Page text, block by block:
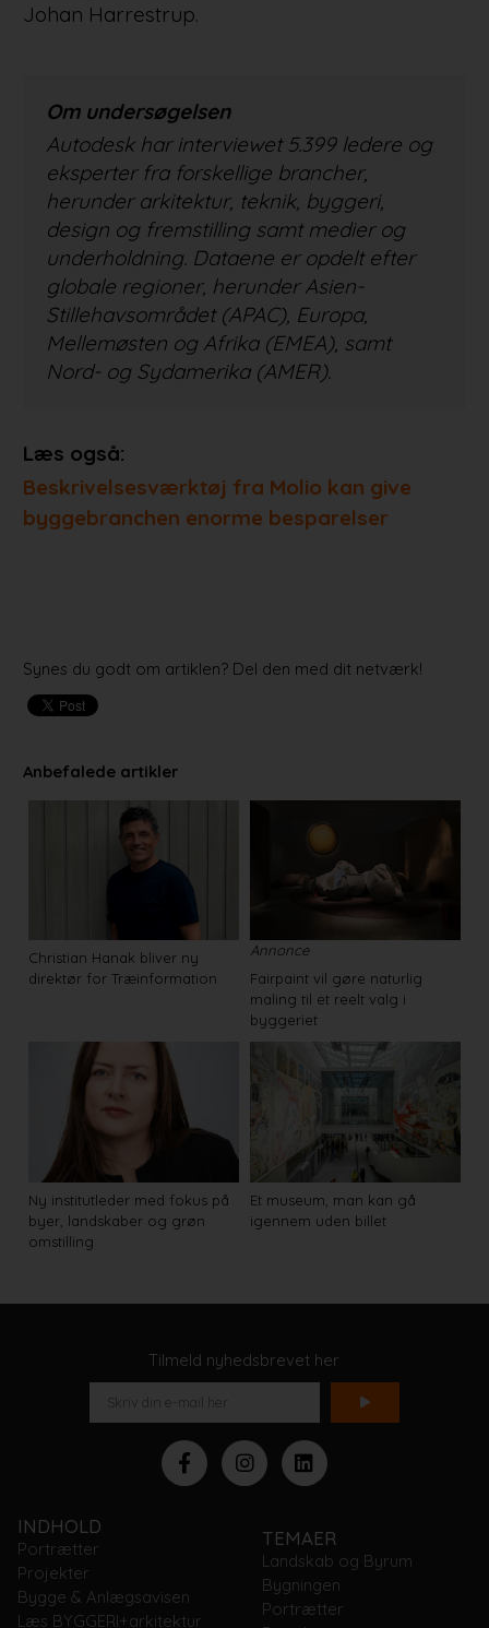
Johan Harrestrup.
Om undersøgelsen
Autodesk har interviewet 5.399 ledere og
eksperter fra forskellige brancher,
herunder arkitektur, teknik, byggeri,
design og fremstilling samt medier og
underholdning. Dataene er opdelt efter
globale regioner, herunder Asien-
Stillehavsområdet (APAC), Europa,
Mellemøsten og Afrika (EMEA), samt
Nord- og Sydamerika (AMER).
Læs også:
Beskrivelsesværktøj fra Molio kan give
byggebranchen enorme besparelser
Synes du godt om artiklen? Del den med dit netværk!
Anbefalede artikler
Christian Hanak bliver ny
direktør for Træinformation
Annonce
Fairpaint vil gøre naturlig
maling til et reelt valg i
byggeriet
Ny institutleder med fokus på
byer, landskaber og grøn
omstilling
Et museum, man kan gå
igennem uden billet
Tilmeld nyhedsbrevet her
INDHOLD
Portrætter
Projekter
Bygge & Anlægsavisen
Læs BYGGERI+arkitektur
TEMAER
Landskab og Byrum
Bygningen
Portrætter